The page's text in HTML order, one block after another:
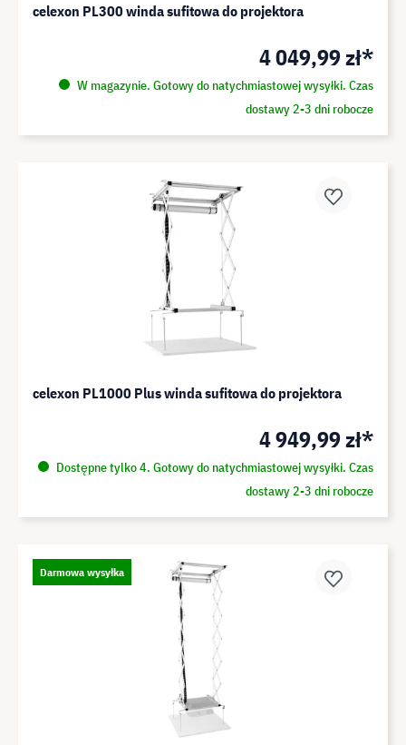
celexon PL300 winda sufitowa do projektora
4 049,99 zł*
W magazynie. Gotowy do natychmiastowej wysyłki. Czas
dostawy 2-3 dni robocze
celexon PL1000 Plus winda sufitowa do projektora
4 949,99 zł*
Dostępne tylko 4. Gotowy do natychmiastowej wysyłki. Czas
dostawy 2-3 dni robocze
Darmowa wysyłka